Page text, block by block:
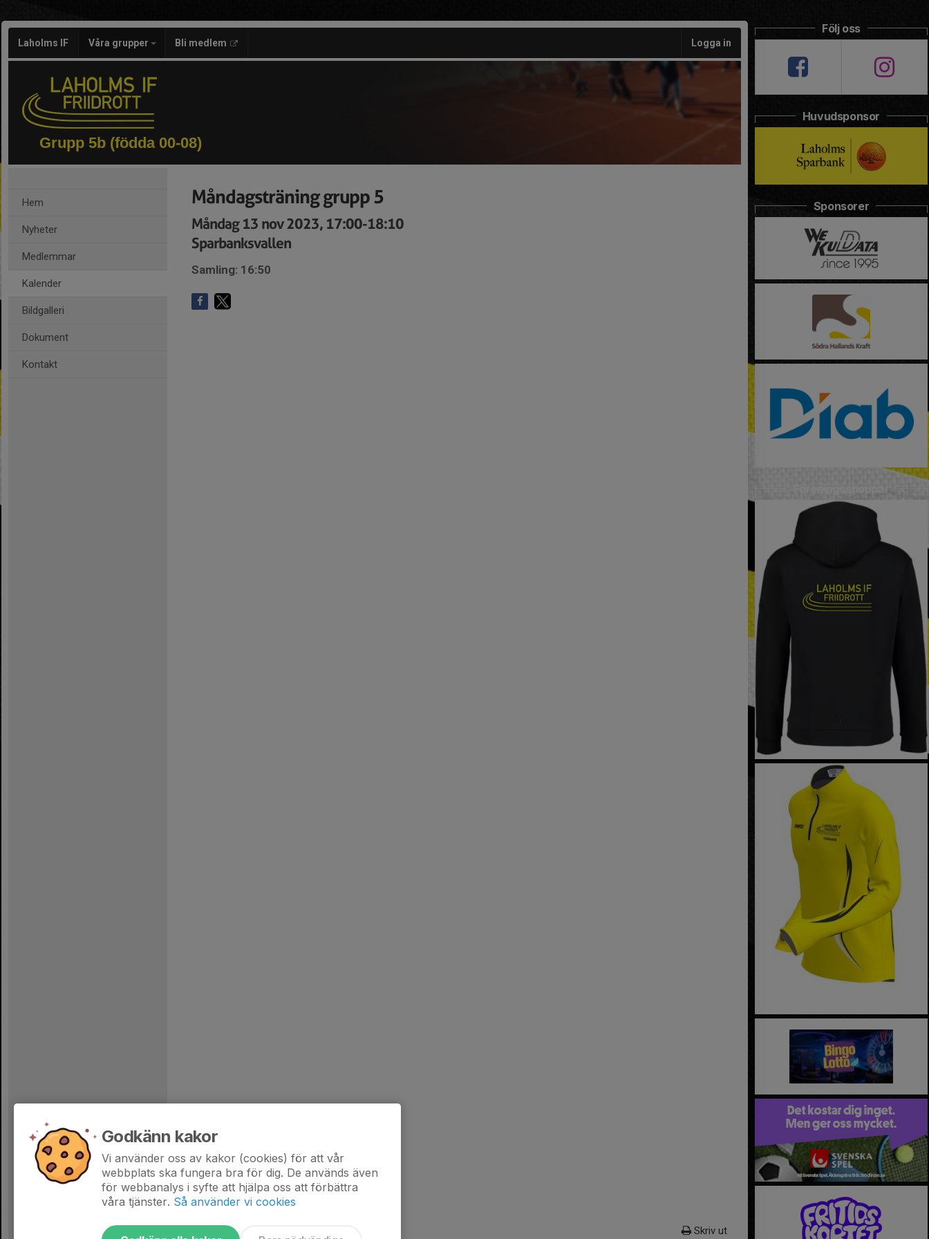
Laholms IF Våra grupper Bli medlem Logga in
Grupp 5b (födda 00-08)
Hem
Nyheter
Medlemmar
Kalender
Bildgalleri
Dokument
Kontakt
Måndagsträning grupp 5
Måndag 13 nov 2023, 17:00-18:10
Sparbanksvallen
Samling: 16:50
Skriv ut
Följ oss
Huvudsponsor
Sponsorer
Godkänn kakor
Vi använder oss av kakor (cookies) för att vår
webbplats ska fungera bra för dig. De används även
för webbanalys i syfte att hjälpa oss att förbättra
våra tjänster. Så använder vi cookies